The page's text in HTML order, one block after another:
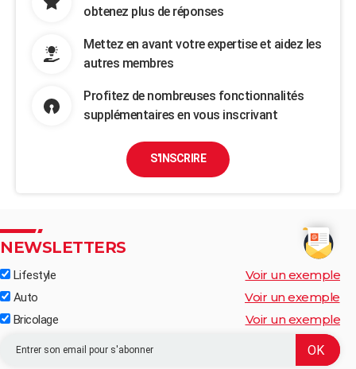
obtenez plus de réponses
Mettez en avant votre expertise et aidez les
autres membres
Profitez de nombreuses fonctionnalités
supplémentaires en vous inscrivant
S'INSCRIRE
NEWSLETTERS
Lifestyle Voir un exemple
Auto Voir un exemple
Bricolage Voir un exemple